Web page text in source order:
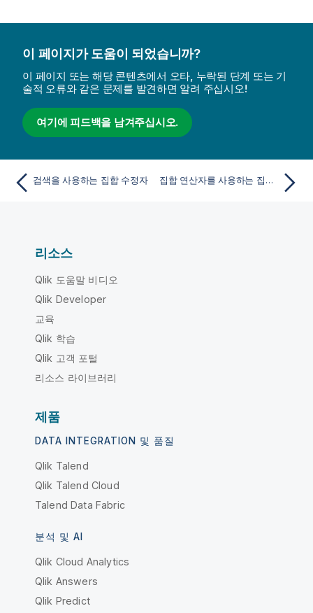
이 페이지가 도움이 되었습니까?
이 페이지 또는 해당 콘텐츠에서 오타, 누락된 단계 또는 기
술적 오류와 같은 문제를 발견하면 알려 주십시오!
여기에 피드백을 남겨주십시오.
검색을 사용하는 집합 수정자 집합 연산자를 사용하는 집합 수정자
리소스
Qlik 도움말 비디오
Qlik Developer
교육
Qlik 학습
Qlik 고객 포털
리소스 라이브러리
제품
DATA INTEGRATION 및 품질
Qlik Talend
Qlik Talend Cloud
Talend Data Fabric
분석 및 AI
Qlik Cloud Analytics
Qlik Answers
Qlik Predict